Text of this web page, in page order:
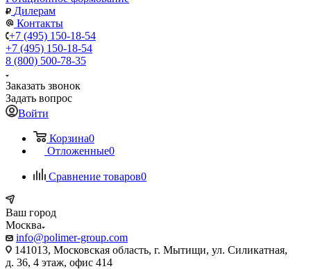
Дилерам
Контакты
+7 (495) 150-18-54
+7 (495) 150-18-54
8 (800) 500-78-35
Заказать звонок
Задать вопрос
Войти
Корзина0
Отложенные0
Сравнение товаров0
Ваш город
Москва
info@polimer-group.com
141013, Московская область, г. Мытищи, ул. Силикатная,
д. 36, 4 этаж, офис 414